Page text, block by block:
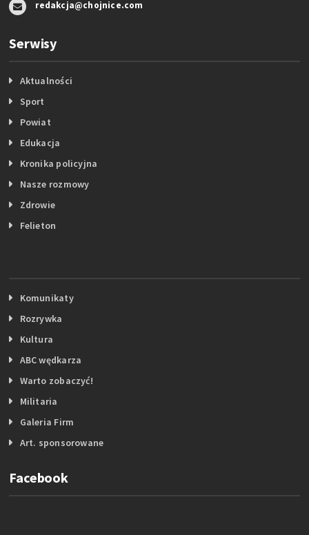
redakcja@chojnice.com
Serwisy
Aktualności
Sport
Powiat
Edukacja
Kronika policyjna
Nasze rozmowy
Zdrowie
Felieton
Komunikaty
Rozrywka
Kultura
ABC wędkarza
Warto zobaczyć!
Militaria
Galeria Firm
Art. sponsorowane
Facebook